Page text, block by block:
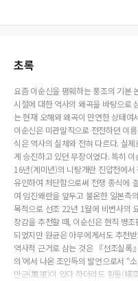
초록
요즘 이순신을 폄훼하는 풍조의 기본
시절에 대한 역사의 왜곡을 바탕으로
는 현재 오해와 왜곡이 만연한 상태
이순신은 미관말직으로 전전하던 이
식은 역사의 실체와 전혀 다르다. 실
게 승진하고 있던 무장이었다. 특히
16년(계미년)의 니탕개란 진압전에
유인하여 처단함으로써 전쟁 종식에
여 임진왜란을 앞두고 불온한 일본측
목적으로 선조 22년 1월에 비변사의
장감을 추천할 때, 이순신은 현직 병
되었지만 원균은 아무에게서도 추천
역사적 근거로 삼는 것은 『선조실록
의’에서 나온 조인득의 발언으로서 “
만군(萬軍)이 있다 하더라도 횡돌(橫